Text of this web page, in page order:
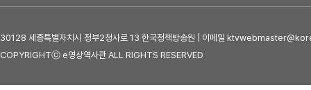
30128 세종특별자치시 정부2청사로 13 한국정책방송원 | 이메일
COPYRIGHTⓒ e영상역사관 ALL RIGHTS RESERVED